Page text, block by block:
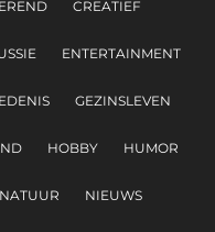
CREATIEF
ENTERTAINMENT
GEZINSLEVEN
HOBBY HUMOR
NATUUR NIEUWS